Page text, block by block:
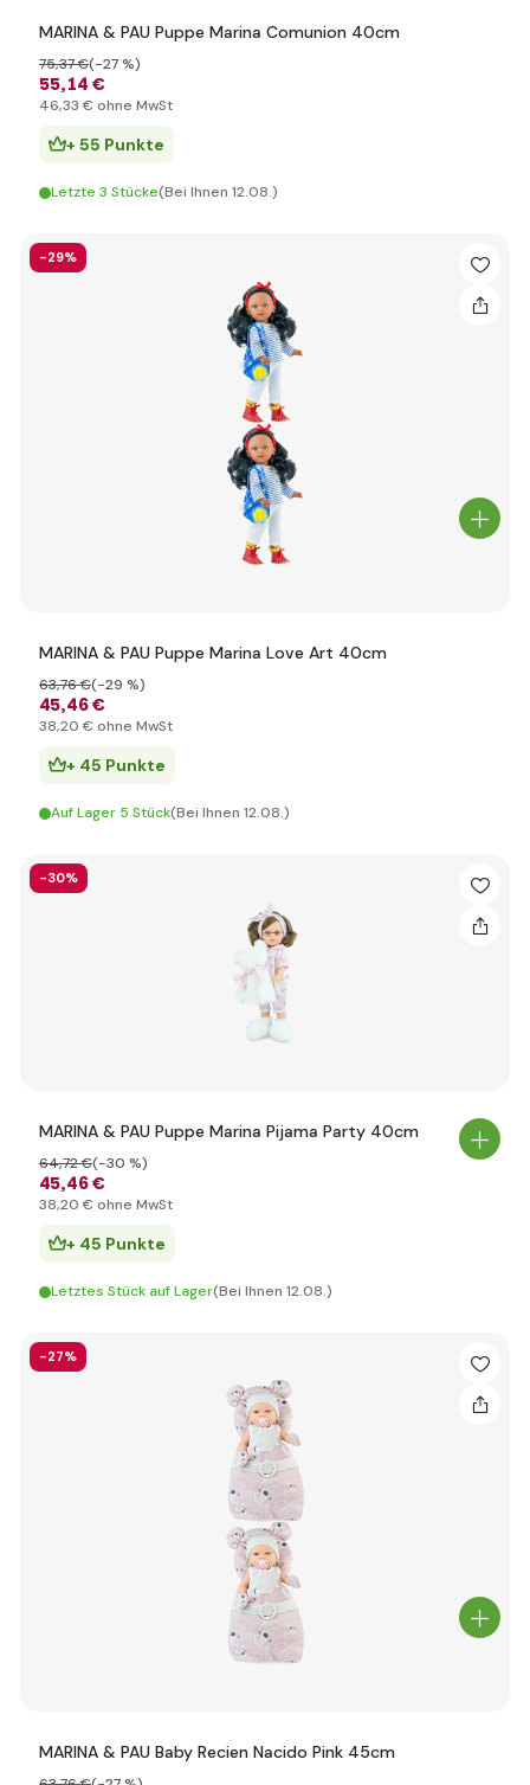
MARINA & PAU Puppe Marina Comunion 40cm
55,14 €
75,37 €(-27 %)
46,33 € ohne MwSt
+ 55 Punkte
Letzte 3 Stücke(Bei Ihnen 12.08.)
-29%
MARINA & PAU Puppe Marina Love Art 40cm
45,46 €
63,76 €(-29 %)
38,20 € ohne MwSt
+ 45 Punkte
Auf Lager 5 Stück(Bei Ihnen 12.08.)
-30%
MARINA & PAU Puppe Marina Pijama Party 40cm
45,46 €
64,72 €(-30 %)
38,20 € ohne MwSt
+ 45 Punkte
Letztes Stück auf Lager(Bei Ihnen 12.08.)
-27%
MARINA & PAU Baby Recien Nacido Pink 45cm